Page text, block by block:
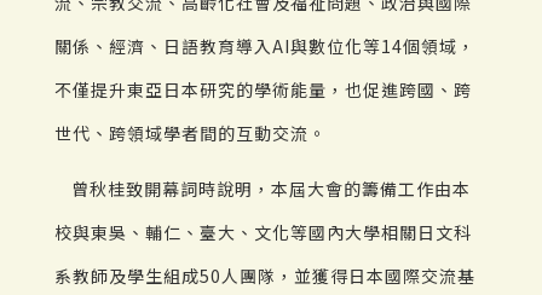
關係、經濟、日語教育導入AI與數位化等14個領域，
不僅提升東亞日本研究的學術能量，也促進跨國、跨
世代、跨領域學者間的互動交流。
曾秋桂致開幕詞時說明，本屆大會的籌備工作由本
校與東吳、輔仁、臺大、文化等國內大學相關日文科
系教師及學生組成50人團隊，並獲得日本國際交流基